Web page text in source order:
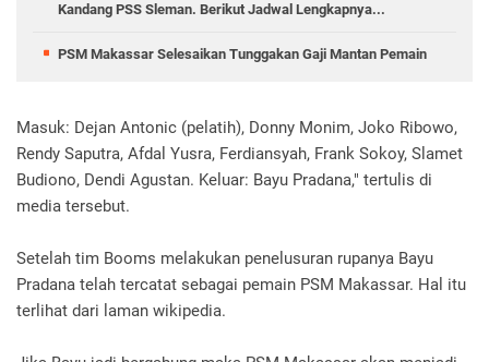
Kandang PSS Sleman. Berikut Jadwal Lengkapnya...
PSM Makassar Selesaikan Tunggakan Gaji Mantan Pemain
Masuk: Dejan Antonic (pelatih), Donny Monim, Joko Ribowo,
Rendy Saputra, Afdal Yusra, Ferdiansyah, Frank Sokoy, Slamet
Budiono, Dendi Agustan. Keluar: Bayu Pradana," tertulis di
media tersebut.
Setelah tim Booms melakukan penelusuran rupanya Bayu
Pradana telah tercatat sebagai pemain PSM Makassar. Hal itu
terlihat dari laman wikipedia.